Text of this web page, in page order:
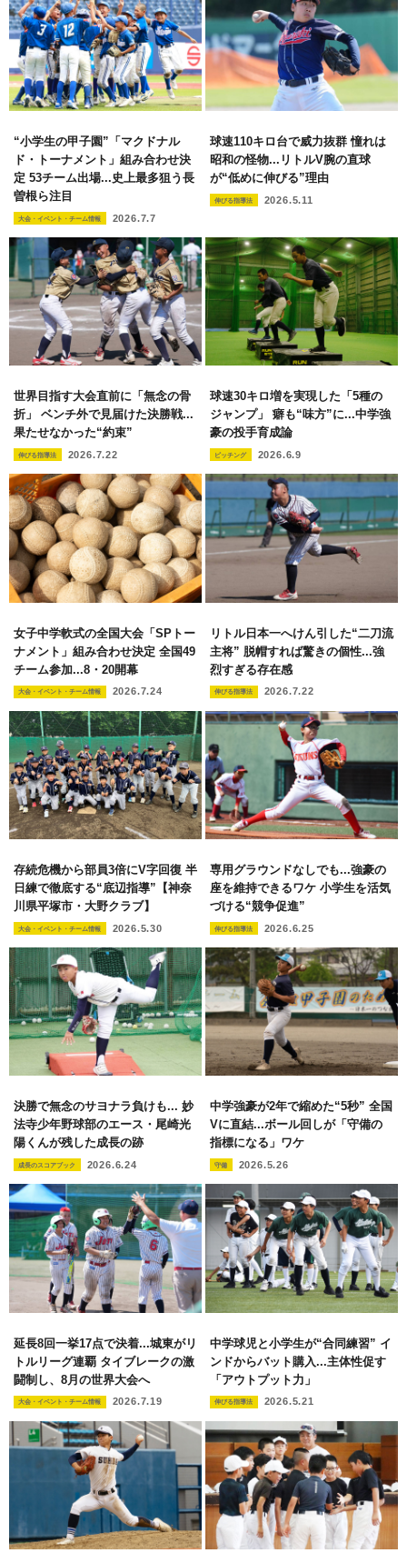
“小学生の甲子園”「マクドナル
ド・トーナメント」組み合わせ決
定 53チーム出場...史上最多狙う長
曽根ら注目
大会・イベント・チーム情報 2026.7.7
球速110キロ台で威力抜群 憧れは
昭和の怪物...リトルV腕の直球
が“低めに伸びる”理由
伸びる指導法 2026.5.11
世界目指す大会直前に「無念の骨
折」 ベンチ外で見届けた決勝戦...
果たせなかった“約束”
伸びる指導法 2026.7.22
球速30キロ増を実現した「5種の
ジャンプ」 癖も“味方”に...中学強
豪の投手育成論
ピッチング 2026.6.9
女子中学軟式の全国大会「SPトー
ナメント」組み合わせ決定 全国49
チーム参加...8・20開幕
大会・イベント・チーム情報 2026.7.24
リトル日本一へけん引した“二刀流
主将” 脱帽すれば驚きの個性...強
烈すぎる存在感
伸びる指導法 2026.7.22
存続危機から部員3倍にV字回復 半
日練で徹底する“底辺指導”【神奈
川県平塚市・大野クラブ】
大会・イベント・チーム情報 2026.5.30
専用グラウンドなしでも...強豪の
座を維持できるワケ 小学生を活気
づける“競争促進”
伸びる指導法 2026.6.25
決勝で無念のサヨナラ負けも... 妙
法寺少年野球部のエース・尾崎光
陽くんが残した成長の跡
成長のスコアブック 2026.6.24
中学強豪が2年で縮めた“5秒” 全国
Vに直結...ボール回しが「守備の
指標になる」ワケ
守備 2026.5.26
延長8回一挙17点で決着...城東がリ
トルリーグ連覇 タイブレークの激
闘制し、8月の世界大会へ
大会・イベント・チーム情報 2026.7.19
中学球児と小学生が“合同練習” イ
ンドからバット購入...主体性促す
「アウトプット力」
伸びる指導法 2026.5.21